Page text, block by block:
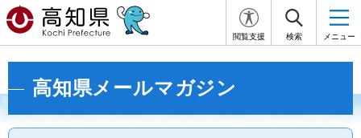
閲覧支援 検索 メニュー
高知県メールマガジン